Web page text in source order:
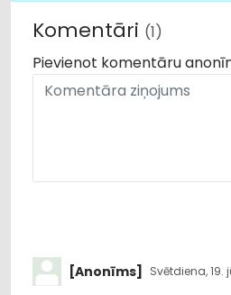
Komentāri (1)
Pievienot komentāru
[Anonīms] Svētdiena, 19.